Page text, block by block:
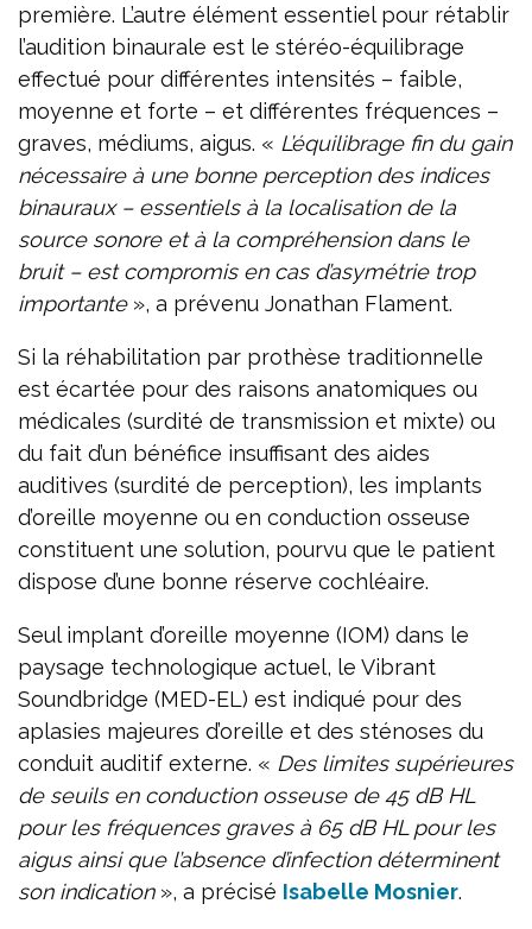
première. L’autre élément essentiel pour rétablir
l’audition binaurale est le stéréo-équilibrage
effectué pour différentes intensités – faible,
moyenne et forte – et différentes fréquences –
graves, médiums, aigus. « L’équilibrage fin du gain
nécessaire à une bonne perception des indices
binauraux – essentiels à la localisation de la
source sonore et à la compréhension dans le
bruit – est compromis en cas d’asymétrie trop
importante», a prévenu Jonathan Flament.
Si la réhabilitation par prothèse traditionnelle
est écartée pour des raisons anatomiques ou
médicales (surdité de transmission et mixte) ou
du fait d’un bénéfice insuffisant des aides
auditives (surdité de perception), les implants
d’oreille moyenne ou en conduction osseuse
constituent une solution, pourvu que le patient
dispose d’une bonne réserve cochléaire.
Seul implant d’oreille moyenne (IOM) dans le
paysage technologique actuel, le Vibrant
Soundbridge (MED-EL) est indiqué pour des
aplasies majeures d’oreille et des sténoses du
conduit auditif externe. « Des limites supérieures
de seuils en conduction osseuse de 45 dB HL
pour les fréquences graves à 65 dB HL pour les
aigus ainsi que l’absence d’infection déterminent
son indication», a précisé Isabelle Mosnier.